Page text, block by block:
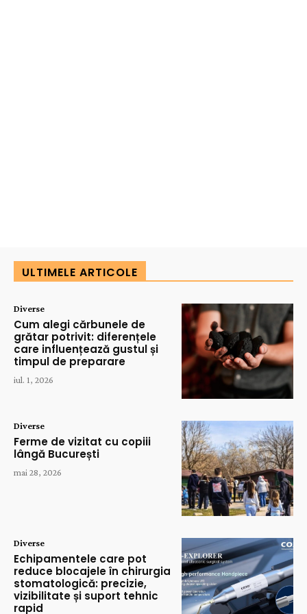
ULTIMELE ARTICOLE
Diverse
Cum alegi cărbunele de
grătar potrivit: diferențele
care influențează gustul și
timpul de preparare
iul. 1, 2026
Diverse
Ferme de vizitat cu copiii
lângă București
mai 28, 2026
Diverse
Echipamentele care pot
reduce blocajele în chirurgia
stomatologică: precizie,
vizibilitate și suport tehnic
rapid